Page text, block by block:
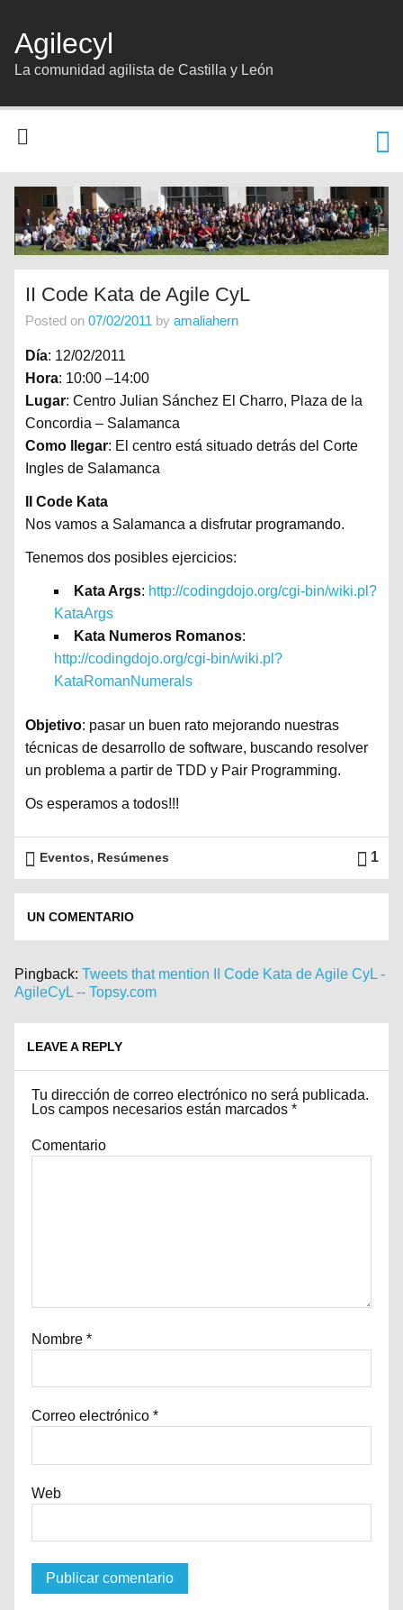
Agilecyl
La comunidad agilista de Castilla y León
II Code Kata de Agile CyL
Posted on 07/02/2011 by amaliahern
Día: 12/02/2011
Hora: 10:00 –14:00
Lugar: Centro Julian Sánchez El Charro, Plaza de la
Concordia – Salamanca
Como llegar: El centro está situado detrás del Corte
Ingles de Salamanca
II Code Kata
Nos vamos a Salamanca a disfrutar programando.
Tenemos dos posibles ejercicios:
Kata Args: http://codingdojo.org/cgi-bin/wiki.pl?
KataArgs
Kata Numeros Romanos:
http://codingdojo.org/cgi-bin/wiki.pl?
KataRomanNumerals
Objetivo: pasar un buen rato mejorando nuestras
técnicas de desarrollo de software, buscando resolver
un problema a partir de TDD y Pair Programming.
Os esperamos a todos!!!
1
Eventos, Resúmenes
UN COMENTARIO
Pingback: Tweets that mention II Code Kata de Agile CyL -
AgileCyL -- Topsy.com
LEAVE A REPLY
Tu dirección de correo electrónico no será publicada.
Los campos necesarios están marcados*
Comentario
Nombre*
Correo electrónico*
Web